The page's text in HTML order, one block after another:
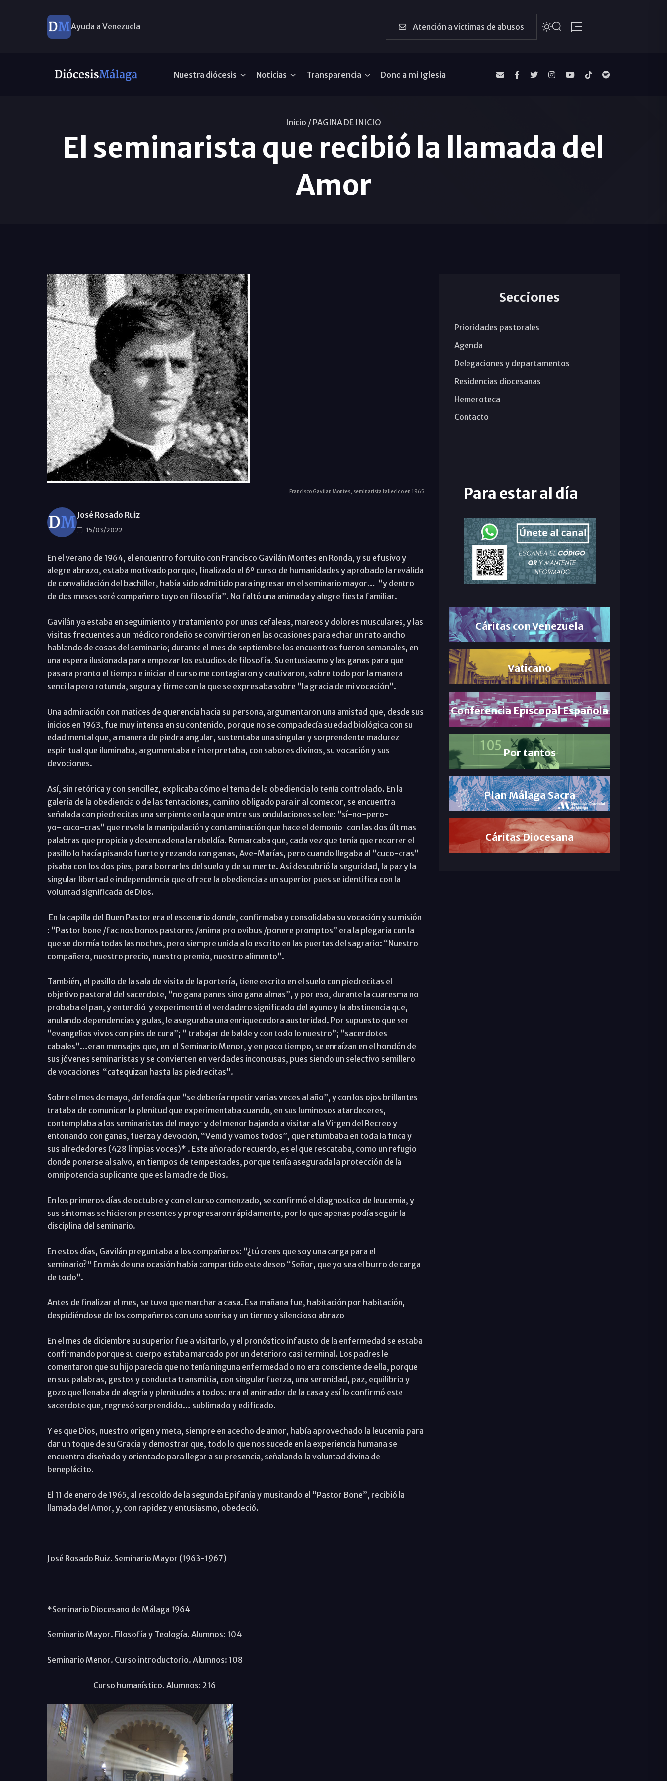
Ayuda a Venezuela Atención a víctimas de abusos
Nuestra diócesis Noticias Transparencia Dono a mi Iglesia
Inicio / PAGINA DE INICIO
El seminarista que recibió la llamada del
Amor
Francisco Gavilan Montes, seminarista fallecido en 1965
José Rosado Ruiz
15/03/2022
En el verano de 1964, el encuentro fortuito con Francisco Gavilán Montes en Ronda, y su efusivo y
alegre abrazo, estaba motivado porque, finalizado el 6º curso de humanidades y aprobado la reválida
de convalidación del bachiller, había sido admitido para ingresar en el seminario mayor… “y dentro
de dos meses seré compañero tuyo en filosofía”. No faltó una animada y alegre fiesta familiar.
Gavilán ya estaba en seguimiento y tratamiento por unas cefaleas, mareos y dolores musculares, y las
visitas frecuentes a un médico rondeño se convirtieron en las ocasiones para echar un rato ancho
hablando de cosas del seminario; durante el mes de septiembre los encuentros fueron semanales, en
una espera ilusionada para empezar los estudios de filosofía. Su entusiasmo y las ganas para que
pasara pronto el tiempo e iniciar el curso me contagiaron y cautivaron, sobre todo por la manera
sencilla pero rotunda, segura y firme con la que se expresaba sobre “la gracia de mi vocación”.
Una admiración con matices de querencia hacia su persona, argumentaron una amistad que, desde sus
inicios en 1963, fue muy intensa en su contenido, porque no se compadecía su edad biológica con su
edad mental que, a manera de piedra angular, sustentaba una singular y sorprendente madurez
espiritual que iluminaba, argumentaba e interpretaba, con sabores divinos, su vocación y sus
devociones.
Así, sin retórica y con sencillez, explicaba cómo el tema de la obediencia lo tenía controlado. En la
galería de la obediencia o de las tentaciones, camino obligado para ir al comedor, se encuentra
señalada con piedrecitas una serpiente en la que entre sus ondulaciones se lee: “sí-no-pero-
yo- cuco-cras” que revela la manipulación y contaminación que hace el demonio con las dos últimas
palabras que propicia y desencadena la rebeldía. Remarcaba que, cada vez que tenía que recorrer el
pasillo lo hacía pisando fuerte y rezando con ganas, Ave-Marías, pero cuando llegaba al “cuco-cras”
pisaba con los dos pies, para borrarles del suelo y de su mente. Así descubrió la seguridad, la paz y la
singular libertad e independencia que ofrece la obediencia a un superior pues se identifica con la
voluntad significada de Dios.
En la capilla del Buen Pastor era el escenario donde, confirmaba y consolidaba su vocación y su misión
: “Pastor bone /fac nos bonos pastores /anima pro ovibus /ponere promptos” era la plegaria con la
que se dormía todas las noches, pero siempre unida a lo escrito en las puertas del sagrario: “Nuestro
compañero, nuestro precio, nuestro premio, nuestro alimento”.
También, el pasillo de la sala de visita de la portería, tiene escrito en el suelo con piedrecitas el
objetivo pastoral del sacerdote, “no gana panes sino gana almas”, y por eso, durante la cuaresma no
probaba el pan, y entendió y experimentó el verdadero significado del ayuno y la abstinencia que,
anulando dependencias y gulas, le aseguraba una enriquecedora austeridad. Por supuesto que ser
“evangelios vivos con pies de cura”; “ trabajar de balde y con todo lo nuestro”; “sacerdotes
cabales”…eran mensajes que, en el Seminario Menor, y en poco tiempo, se enraízan en el hondón de
sus jóvenes seminaristas y se convierten en verdades inconcusas, pues siendo un selectivo semillero
de vocaciones “catequizan hasta las piedrecitas”.
Sobre el mes de mayo, defendía que “se debería repetir varias veces al año”, y con los ojos brillantes
trataba de comunicar la plenitud que experimentaba cuando, en sus luminosos atardeceres,
contemplaba a los seminaristas del mayor y del menor bajando a visitar a la Virgen del Recreo y
entonando con ganas, fuerza y devoción, “Venid y vamos todos”, que retumbaba en toda la finca y
sus alrededores (428 limpias voces)* . Este añorado recuerdo, es el que rescataba, como un refugio
donde ponerse al salvo, en tiempos de tempestades, porque tenía asegurada la protección de la
omnipotencia suplicante que es la madre de Dios.
En los primeros días de octubre y con el curso comenzado, se confirmó el diagnostico de leucemia, y
sus síntomas se hicieron presentes y progresaron rápidamente, por lo que apenas podía seguir la
disciplina del seminario.
En estos días, Gavilán preguntaba a los compañeros: “¿tú crees que soy una carga para el
seminario?" En más de una ocasión había compartido este deseo “Señor, que yo sea el burro de carga
de todo”.
Antes de finalizar el mes, se tuvo que marchar a casa. Esa mañana fue, habitación por habitación,
despidiéndose de los compañeros con una sonrisa y un tierno y silencioso abrazo
En el mes de diciembre su superior fue a visitarlo, y el pronóstico infausto de la enfermedad se estaba
confirmando porque su cuerpo estaba marcado por un deterioro casi terminal. Los padres le
comentaron que su hijo parecía que no tenía ninguna enfermedad o no era consciente de ella, porque
en sus palabras, gestos y conducta transmitía, con singular fuerza, una serenidad, paz, equilibrio y
gozo que llenaba de alegría y plenitudes a todos: era el animador de la casa y así lo confirmó este
sacerdote que, regresó sorprendido… sublimado y edificado.
Y es que Dios, nuestro origen y meta, siempre en acecho de amor, había aprovechado la leucemia para
dar un toque de su Gracia y demostrar que, todo lo que nos sucede en la experiencia humana se
encuentra diseñado y orientado para llegar a su presencia, señalando la voluntad divina de
beneplácito.
El 11 de enero de 1965, al rescoldo de la segunda Epifanía y musitando el “Pastor Bone”, recibió la
llamada del Amor, y, con rapidez y entusiasmo, obedeció.
José Rosado Ruiz. Seminario Mayor (1963-1967)
*Seminario Diocesano de Málaga 1964
Seminario Mayor. Filosofía y Teología. Alumnos: 104
Seminario Menor. Curso introductorio. Alumnos: 108
Curso humanístico. Alumnos: 216
Secciones
Prioridades pastorales
Agenda
Delegaciones y departamentos
Residencias diocesanas
Hemeroteca
Contacto
Para estar al día
Cáritas con Venezuela
Vaticano
Conferencia Episcopal Española
Por tantos
Plan Málaga Sacra
Cáritas Diocesana